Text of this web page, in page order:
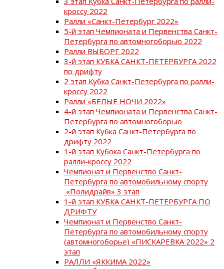
кроссу 2022
Ралли «Санкт-Петербург 2022»
5-й этап Чемпионата и Первенства Санкт-
Петербурга по автомногоборью 2022
Ралли ВЫБОРГ 2022
3-й этап КУБКА САНКТ-ПЕТЕРБУРГА 2022
по дрифту
2 этап Кубка Санкт-Петербурга по ралли-
кроссу 2022
Ралли «БЕЛЫЕ НОЧИ 2022»
4-й этап Чемпионата и Первенства Санкт-
Петербурга по автомногоборью
2-й этап Кубка Санкт-Петербурга по
дрифту 2022
1-й этап Кубока Санкт-Петербурга по
ралли-кроссу 2022
Чемпионат и Первенство Санкт-
Петербурга по автомобильному спорту
«Полидрайв» 3 этап
1-й этап КУБКА САНКТ-ПЕТЕРБУРГА ПО
ДРИФТУ
Чемпионат и Первенство Санкт-
Петербурга по автомобильному спорту
(автомногоборье) «ПИСКАРЕВКА 2022» 2
этап
РАЛЛИ «ЯККИМА 2022»